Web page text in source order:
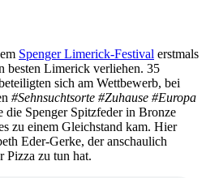
Spenger Limerick-Festival erstmals
besten Limerick verliehen. 35
sich am Wettbewerb, bei
#Sehnsuchtsorte #Zuhause #Europa
die Spenger Spitzfeder in Bronze
zu einem Gleichstand kam. Hier
Eder-Gerke, der anschaulich
Pizza zu tun hat.